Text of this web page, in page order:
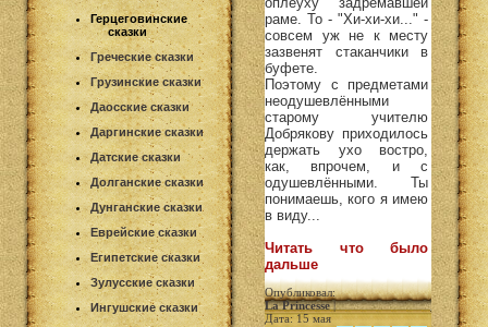
Герцеговинские
сказки
Греческие сказки
Грузинские сказки
Даосские сказки
Даргинские сказки
Датские сказки
Долганские сказки
Дунганские сказки
Еврейские сказки
Египетские сказки
Зулусские сказки
Ингушские сказки
раме. То - "Хи-хи-хи..." -
совсем уж не к месту
зазвенят стаканчики в
буфете.
Поэтому с предметами
неодушевлёнными
старому учителю
Добрякову приходилось
держать ухо востро,
как, впрочем, и с
одушевлёнными. Ты
понимаешь, кого я имею
в виду...
Читать что было
дальше
Опубликовал:
La Princesse|
Дата: 15 мая